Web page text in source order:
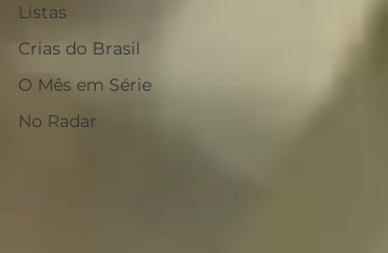
Listas
Crias do Brasil
O Mês em Série
No Radar